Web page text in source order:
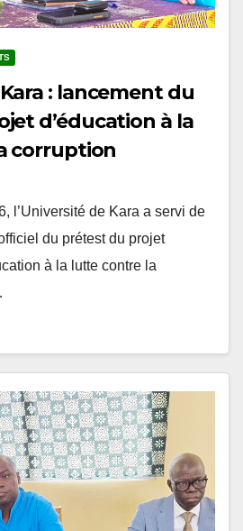
: lancement du
d’éducation à la
corruption
l’Université de Kara a servi de
du prétest du projet
à la lutte contre la